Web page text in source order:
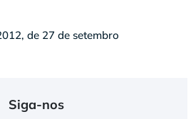
de 27 de setembro
Siga-nos